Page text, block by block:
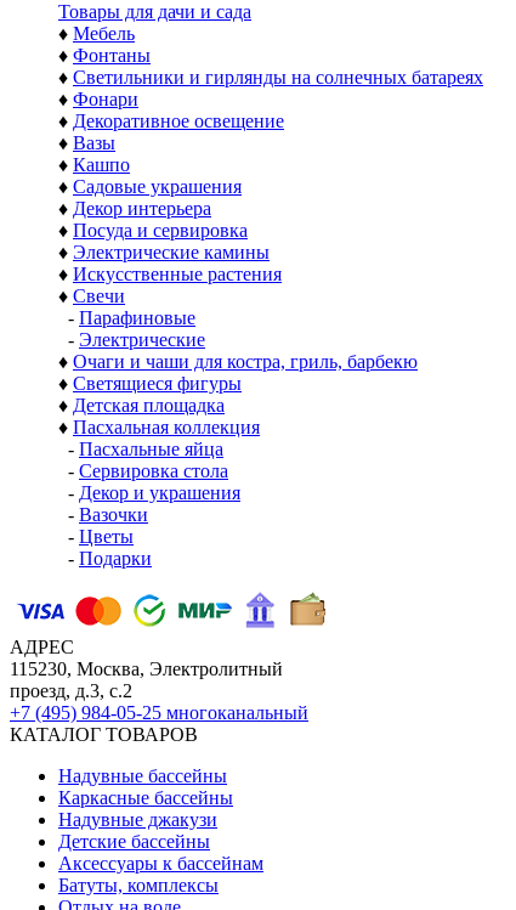
Товары для дачи и сада
♦ Мебель
♦ Фонтаны
♦ Светильники и гирлянды на солнечных батареях
♦ Фонари
♦ Декоративное освещение
♦ Вазы
♦ Кашпо
♦ Садовые украшения
♦ Декор интерьера
♦ Посуда и сервировка
♦ Электрические камины
♦ Искусственные растения
♦ Свечи
- Парафиновые
- Электрические
♦ Очаги и чаши для костра, гриль, барбекю
♦ Светящиеся фигуры
♦ Детская площадка
♦ Пасхальная коллекция
- Пасхальные яйца
- Сервировка стола
- Декор и украшения
- Вазочки
- Цветы
- Подарки
АДРЕС
115230, Москва, Электролитный
проезд, д.3, с.2
+7 (495) 984-05-25 многоканальный
КАТАЛОГ ТОВАРОВ
Надувные бассейны
Каркасные бассейны
Надувные джакузи
Детские бассейны
Аксессуары к бассейнам
Батуты, комплексы